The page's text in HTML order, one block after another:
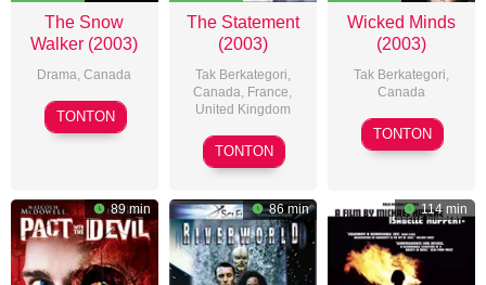
The Snow
Walker (2003)
Drama ,Canada
Charles
Martin
TONTON
The Statement
(2003)
Tak Berkategori,
Canada France
United Kingdom
Norman
Jewison
TONTON
Wicked Minds
(2003)
Tak Berkategori,
Canada
Jason
Hreno
TONTON
89 min 86 min 114 min